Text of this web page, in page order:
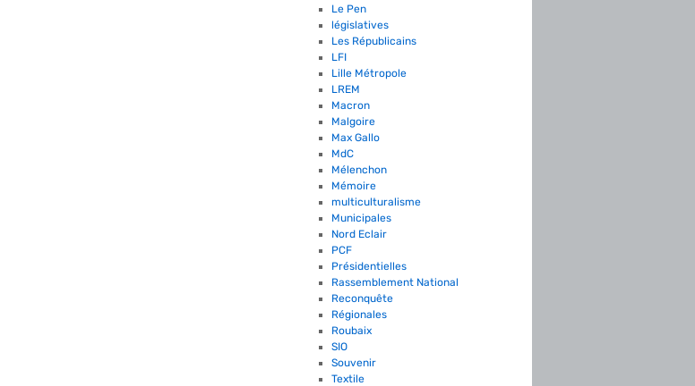
Le Pen
législatives
Les Républicains
LFI
Lille Métropole
LREM
Macron
Malgoire
Max Gallo
MdC
Mélenchon
Mémoire
multiculturalisme
Municipales
Nord Eclair
PCF
Présidentielles
Rassemblement National
Reconquête
Régionales
Roubaix
SIO
Souvenir
Textile